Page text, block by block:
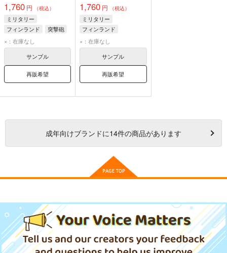
1,760 円 （税込）
ミリタリー
フィンランド
突撃砲
継続
×：在庫なし
サンプル
再販希望
1,760 円 （税込）
ミリタリー
フィンランド
×：在庫なし
サンプル
再販希望
成年向けブランドに14件の商品があります